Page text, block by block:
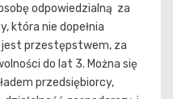
odpowiedzialną za
która nie dopełnia
przestępstwem, za
do lat 3. Można się
przedsiębiorcy,